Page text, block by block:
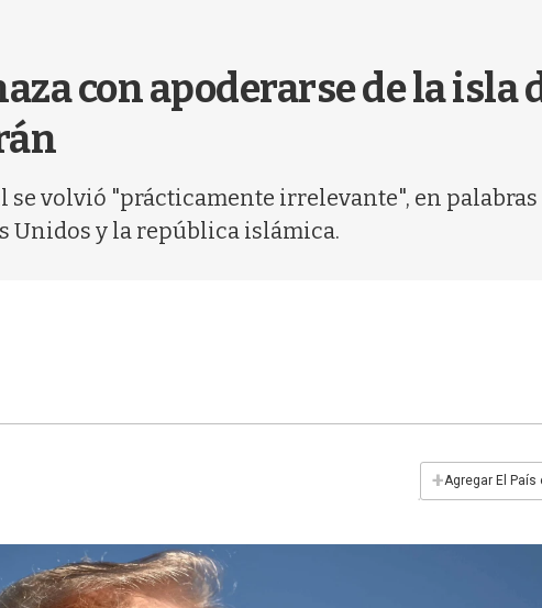
con apoderarse de la isla
se volvió "prácticamente irrelevante", en
Unidos y la república islámica.
+Agregar El País